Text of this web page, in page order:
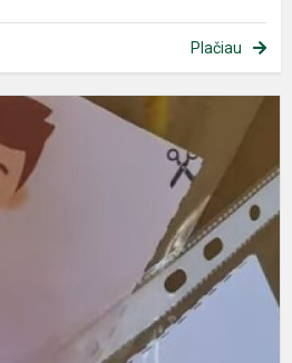
Plačiau